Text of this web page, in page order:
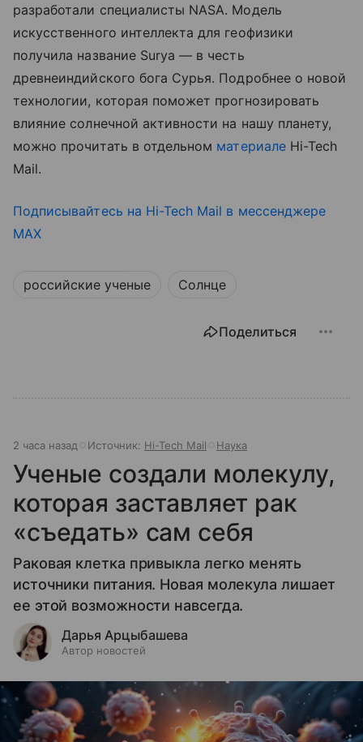
разработали специалисты NASA. Модель
искусственного интеллекта для геофизики
получила название Surya — в честь
древнеиндийского бога Сурья. Подробнее о новой
технологии, которая поможет прогнозировать
влияние солнечной активности на нашу планету,
можно прочитать в отдельном материалеHi-Tech
Mail.
Подписывайтесь на Hi-Tech Mail в мессенджере
MAX
российские ученые Солнце
Поделиться
2 часа назад Источник: Hi-Tech Mail Наука
Ученые создали молекулу,
которая заставляет рак
«съедать» сам себя
Раковая клетка привыкла легко менять
источники питания. Новая молекула лишает
ее этой возможности навсегда.
Дарья Арцыбашева
Автор новостей